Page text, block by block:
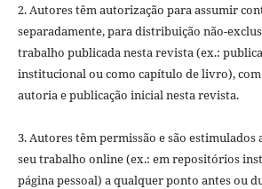
2. Autores têm autorização para assumir
separadamente, para distribuição não-
trabalho publicada nesta revista (ex.:
institucional ou como capítulo de livro),
autoria e publicação inicial nesta revista.
3. Autores têm permissão e são
seu trabalho online (ex.: em repositórios
página pessoal) a qualquer ponto antes ou